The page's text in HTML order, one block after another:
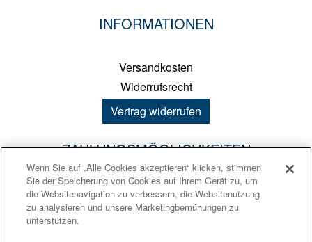
INFORMATIONEN
Versandkosten
Widerrufsrecht
Vertrag widerrufen
ZAHLUNGSMÖGLICHKEITEN
PayPal
Kreditkarte
Wenn Sie auf „Alle Cookies akzeptieren“ klicken, stimmen
Sie der Speicherung von Cookies auf Ihrem Gerät zu, um
die Websitenavigation zu verbessern, die Websitenutzung
zu analysieren und unsere Marketingbemühungen zu
unterstützen.